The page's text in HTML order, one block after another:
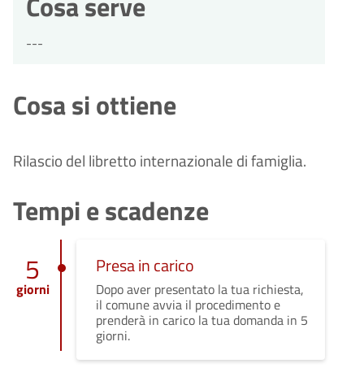
---
Cosa si ottiene
Rilascio del libretto internazionale di famiglia.
Tempi e scadenze
5
giorni
Presa in carico
Dopo aver presentato la tua richiesta,
il comune avvia il procedimento e
prenderà in carico la tua domanda in 5
giorni.